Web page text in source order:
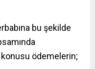
bu şekilde
ödemelerin;